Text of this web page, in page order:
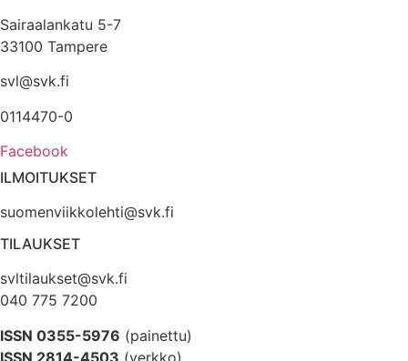
Sairaalankatu 5-7
33100 Tampere
svl@svk.fi
0114470-0
Facebook
ILMOITUKSET
suomenviikkolehti@svk.fi
TILAUKSET
svltilaukset@svk.fi
040 775 7200
ISSN 0355-5976 (painettu)
ISSN 2814-4503 (verkko)